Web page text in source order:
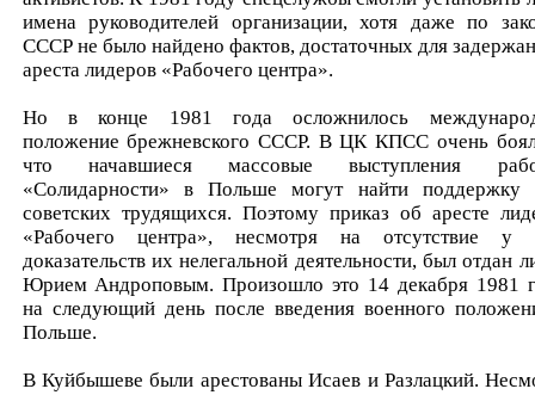
имена руководителей организации, хотя даже по
СССР не было найдено фактов, достаточных для
ареста лидеров «Рабочего центра».
Но в конце 1981 года осложнилось
положение брежневского СССР. В ЦК КПСС очень
что начавшиеся массовые выступления
«Солидарности» в Польше могут найти
советских трудящихся. Поэтому приказ об аресте
«Рабочего центра», несмотря на отсутствие у
доказательств их нелегальной деятельности, был отдан
Юрием Андроповым. Произошло это 14 декабря 1981
на следующий день после введения военного
Польше.
В Куйбышеве были арестованы Исаев и Разлацкий.